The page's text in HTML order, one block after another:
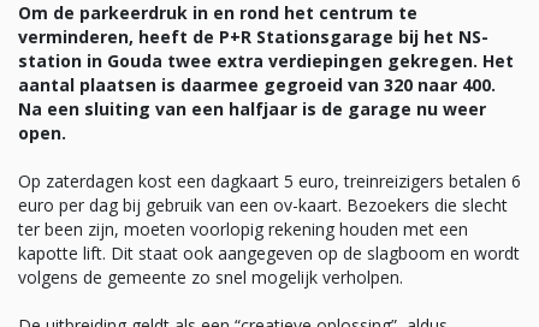
Om de parkeerdruk in en rond het centrum te
verminderen, heeft de P+R Stationsgarage bij het NS-
station in Gouda twee extra verdiepingen gekregen. Het
aantal plaatsen is daarmee gegroeid van 320 naar 400.
Na een sluiting van een halfjaar is de garage nu weer
open.
Op zaterdagen kost een dagkaart 5 euro, treinreizigers betalen 6
euro per dag bij gebruik van een ov-kaart. Bezoekers die slecht
ter been zijn, moeten voorlopig rekening houden met een
kapotte lift. Dit staat ook aangegeven op de slagboom en wordt
volgens de gemeente zo snel mogelijk verholpen.